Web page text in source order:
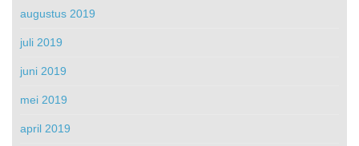
augustus 2019
juli 2019
juni 2019
mei 2019
april 2019